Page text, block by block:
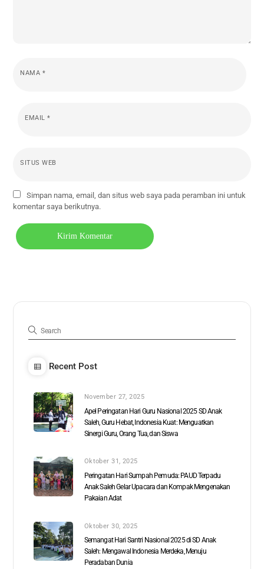
NAMA *
EMAIL*
SITUS WEB
Simpan nama, email, dan situs web saya pada peramban ini untuk
komentar saya berikutnya.
Recent Post
November 27, 2025
Apel Peringatan Hari Guru Nasional 2025 SD Anak
Saleh, Guru Hebat, Indonesia Kuat: Menguatkan
Sinergi Guru, Orang Tua, dan Siswa
Oktober 31, 2025
Peringatan Hari Sumpah Pemuda: PAUD Terpadu
Anak Saleh Gelar Upacara dan Kompak Mengenakan
Pakaian Adat
Oktober 30, 2025
Semangat Hari Santri Nasional 2025 di SD Anak
Saleh: Mengawal Indonesia Merdeka, Menuju
Peradaban Dunia